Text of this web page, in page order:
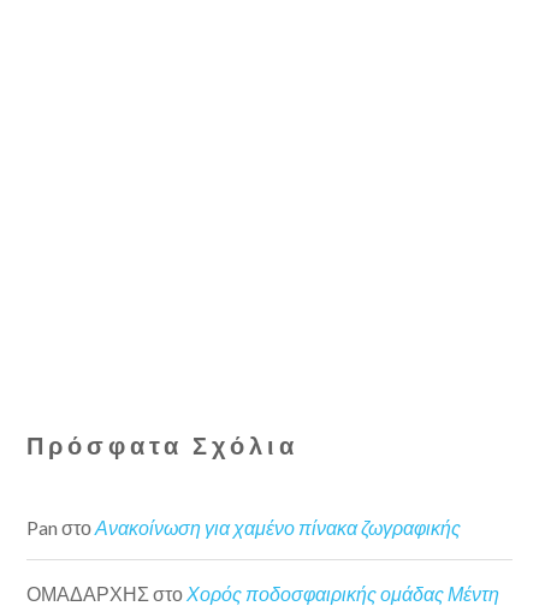
Πρόσφατα Σχόλια
Pan στοΑνακοίνωση για χαμένο πίνακα ζωγραφικής
ΟΜΑΔΑΡΧΗΣ στο Χορός ποδοσφαιρικής ομάδας Μέντη